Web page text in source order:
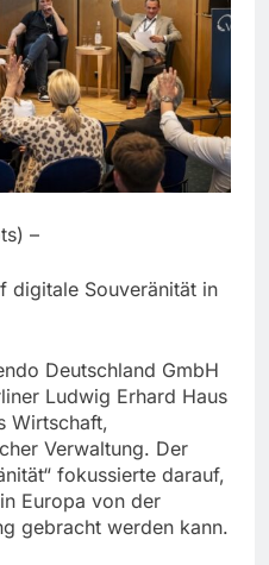
–
digitale Souveränität in
Deutschland GmbH
Ludwig Erhard Haus
Wirtschaft,
Verwaltung. Der
fokussierte darauf,
Europa von der
gebracht werden kann.